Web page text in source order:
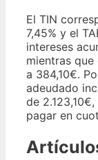
El TIN
7,45% y el
intereses
mientras
a 384,10€.
adeudado
de
pagar en